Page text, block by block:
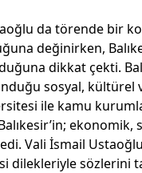
da törende bir
değinirken,
dikkat çekti.
sosyal, kültürel
ile kamu
ekonomik,
Vali İsmail Ustaoğlu
dilekleriyle sözlerini